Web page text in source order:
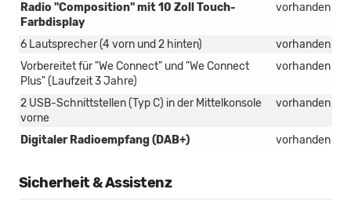
Radio "Composition" mit 10 Zoll Touch-
Farbdisplay
vorhanden
6 Lautsprecher (4 vorn und 2 hinten)
vorhanden
Vorbereitet für "We Connect" und "We Connect
Plus" (Laufzeit 3 Jahre)
vorhanden
2 USB-Schnittstellen (Typ C) in der Mittelkonsole
vorne
vorhanden
Digitaler Radioempfang (DAB+) vorhanden
Sicherheit & Assistenz